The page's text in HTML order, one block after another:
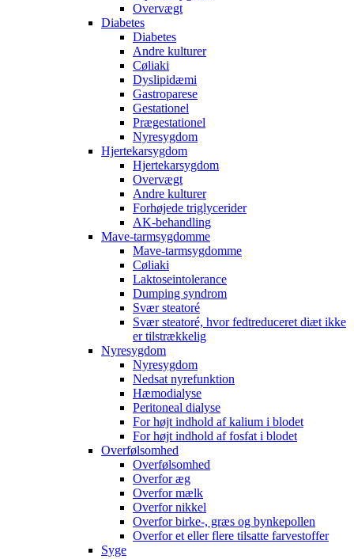
Overvægt
Diabetes
Diabetes
Andre kulturer
Cøliaki
Dyslipidæmi
Gastroparese
Gestationel
Prægestationel
Nyresygdom
Hjertekarsygdom
Hjertekarsygdom
Overvægt
Andre kulturer
Forhøjede triglycerider
AK-behandling
Mave-tarmsygdomme
Mave-tarmsygdomme
Cøliaki
Laktoseintolerance
Dumping syndrom
Svær steatoré
Svær steatoré, hvor fedtreduceret diæt ikke
er tilstrækkelig
Nyresygdom
Nyresygdom
Nedsat nyrefunktion
Hæmodialyse
Peritoneal dialyse
For højt indhold af kalium i blodet
For højt indhold af fosfat i blodet
Overfølsomhed
Overfølsomhed
Overfor æg
Overfor mælk
Overfor nikkel
Overfor birke-, græs og bynkepollen
Overfor et eller flere tilsatte farvestoffer
Syge